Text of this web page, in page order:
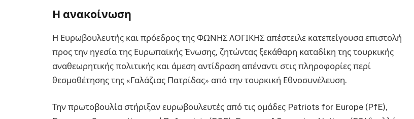
Η ανακοίνωση
Η Ευρωβουλευτής και πρόεδρος της ΦΩΝΗΣ ΛΟΓΙΚΗΣ απέστειλε κατεπείγουσα επιστολή
προς την ηγεσία της Ευρωπαϊκής Ένωσης, ζητώντας ξεκάθαρη καταδίκη της τουρκικής
αναθεωρητικής πολιτικής και άμεση αντίδραση απέναντι στις πληροφορίες περί
θεσμοθέτησης της «Γαλάζιας Πατρίδας» από την τουρκική Εθνοσυνέλευση.
Την πρωτοβουλία στήριξαν ευρωβουλευτές από τις ομάδες Patriots for Europe (PfE),